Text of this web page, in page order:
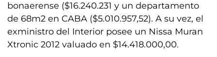
bonaerense ($16.240.231 y un departamento
de 68m2 en CABA ($5.010.957,52). A su vez, el
exministro del Interior posee un Nissa Muran
Xtronic 2012 valuado en $14.418.000,00.